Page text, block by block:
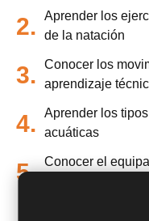
2.
Aprender los
de la natación
3.
Conocer los
aprendizaje
4.
Aprender los
acuáticas
5. Conocer el